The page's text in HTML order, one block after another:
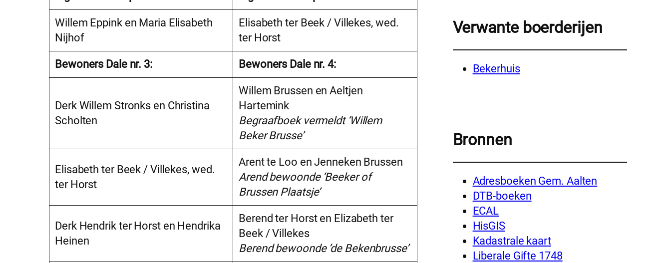
Willem Eppink en Maria Elisabeth
Nijhof
Elisabeth ter Beek / Villekes, wed.
ter Horst
Bewoners Dale nr. 3: Bewoners Dale nr. 4:
Derk Willem Stronks en Christina
Scholten
Willem Brussen en Aeltjen
Hartemink
Begraafboek vermeldt ‘Willem
Beker Brusse’
Elisabeth ter Beek / Villekes, wed.
ter Horst
Arent te Loo en Jenneken Brussen
Arend bewoonde ‘Beeker of
Brussen Plaatsje’
Derk Hendrik ter Horst en Hendrika
Heinen
Berend ter Horst en Elizabeth ter
Beek / Villekes
Berend bewoonde ’de Bekenbrusse’
Verwante boerderijen
Bekerhuis
Bronnen
Adresboeken Gem. Aalten
DTB-boeken
ECAL
HisGIS
Kadastrale kaart
Liberale Gifte 1748